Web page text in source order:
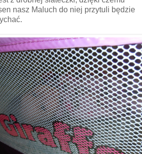
nasz Maluch do niej przytuli będzie